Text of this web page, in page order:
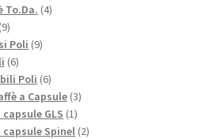
To.Da. 44
99
prodotti
Poli 99
66
prodotti
Poli 66
prodotti
a Capsule 33
GLS 11
prodotto
capsule Spinel 22